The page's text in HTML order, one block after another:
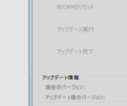
よって蒙った
るものとします。
第８条 （本ソ
前条の規定に
は契約が終了